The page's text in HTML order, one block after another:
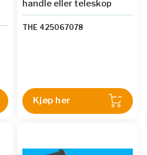
handle eller teleskop
THE 425067078
Kjøp her